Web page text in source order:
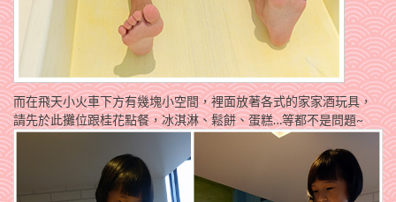
而在飛天小火車下方有幾塊小空間，裡面放著各式的家家酒玩具，
請先於此攤位跟桂花點餐，冰淇淋、鬆餅、蛋糕…等都不是問題~